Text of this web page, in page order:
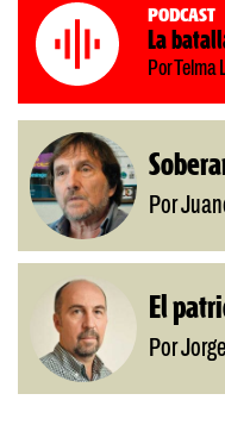
Podcast
La
Por Telma
Por
El
Por